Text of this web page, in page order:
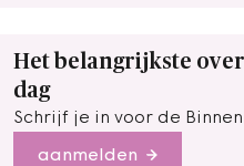
Het belangrijkste
dag
Schrijf je in voor de
aanmelden